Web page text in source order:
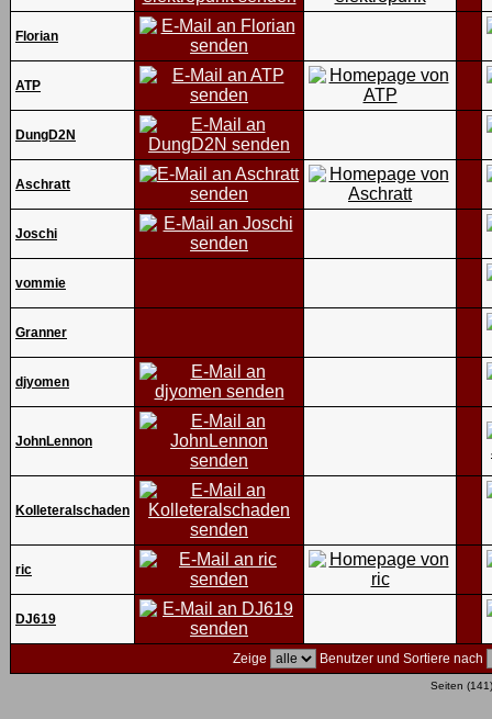
Florian
ATP
DungD2N
Aschratt
Joschi
vommie
Granner
djyomen
JohnLennon
Kolleteralschaden
ric
DJ619
Zeige Benutzer und Sortiere nach
Seiten